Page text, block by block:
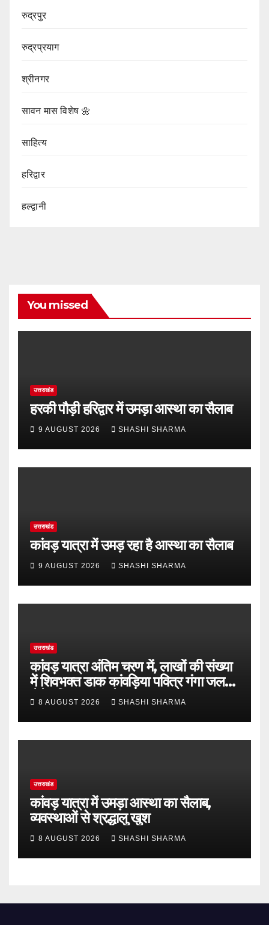
रुद्रपुर
रुद्रप्रयाग
श्रीनगर
सावन मास विशेष 🌼
साहित्य
हरिद्वार
हल्द्वानी
You missed
उत्तराखंड
हरकी पौड़ी हरिद्वार में उमड़ा आस्था का सैलाब
9 AUGUST 2026 SHASHI SHARMA
उत्तराखंड
कांवड़ यात्रा में उमड़ रहा है आस्था का सैलाब
9 AUGUST 2026 SHASHI SHARMA
उत्तराखंड
कांवड़ यात्रा अंतिम चरण में, लाखों की संख्या
में शिवभक्त डाक कांवड़िया पवित्र गंगा जल
लेने हरिद्वार पहुंच रहे
8 AUGUST 2026 SHASHI SHARMA
उत्तराखंड
कांवड़ यात्रा में उमड़ा आस्था का सैलाब,
व्यवस्थाओं से श्रद्धालु खुश
8 AUGUST 2026 SHASHI SHARMA